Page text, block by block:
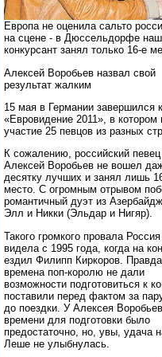
Европа не оценила сальто
на сцене - в Дюссельдорфе наш
конкурсант занял только 16-е
Алексей Воробьев назвал свой
результат жалким
15 мая в Германии завершился
«Евровидение 2011», в котором
участие 25 певцов из разных
К сожалению, российский певец
Алексей Воробьев не вошел
десятку лучших и занял лишь
место. С огромным отрывом
романтичный дуэт из
Элл и Никки (Эльдар и Нигяр).
Такого громкого провала
видела с 1995 года, когда на
ездил Филипп Киркоров.
времена поп-королю не дали
возможности подготовиться к
поставили перед фактом за
до поездки. У Алексея
времени для подготовки было
предостаточно, но, увы, удача
Леше не улыбнулась.